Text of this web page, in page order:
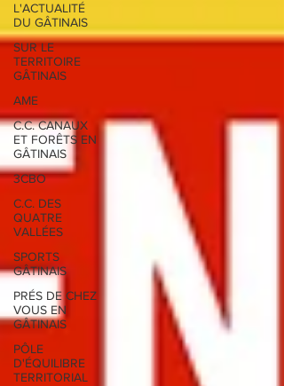
L'ACTUALITÉ
DU GÂTINAIS
SUR LE
TERRITOIRE
GÂTINAIS
AME
C.C. CANAUX
ET FORÊTS EN
GÂTINAIS
3CBO
C.C. DES
QUATRE
VALLÉES
SPORTS
GÂTINAIS
PRÉS DE CHEZ
VOUS EN
GÂTINAIS
PÔLE
D'ÉQUILIBRE
TERRITORIAL